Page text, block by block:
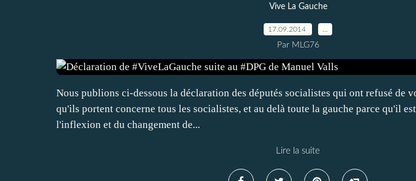
Vive La Gauche
17.09.2014
Par MLG76
Nous publions ci-dessous la déclaration des députés socialistes qui ont refusé de
qu'ils portent concerne tous les socialistes, et au delà toute la gauche parce qu'il
l'inflexion et du changement de...
Lire la suite